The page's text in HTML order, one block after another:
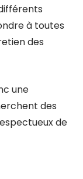
à toutes
des
une
des
de